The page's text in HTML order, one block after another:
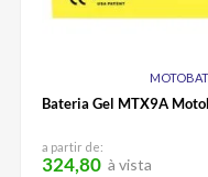
Bateria Gel MTX9A
a partir de:
324,80 à vista